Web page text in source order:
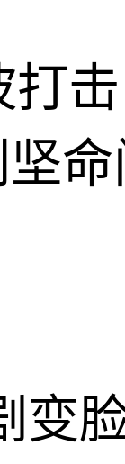
打
变